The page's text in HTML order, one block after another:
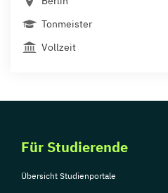
Tonmeister
Vollzeit
Für Studierende
Übersicht Studienportale